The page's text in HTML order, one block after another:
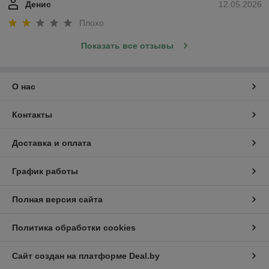
12.05.2026
Денис
Плохо
Показать все отзывы
О нас
Контакты
Доставка и оплата
График работы
Полная версия сайта
Политика обработки cookies
Сайт создан на платформе Deal.by